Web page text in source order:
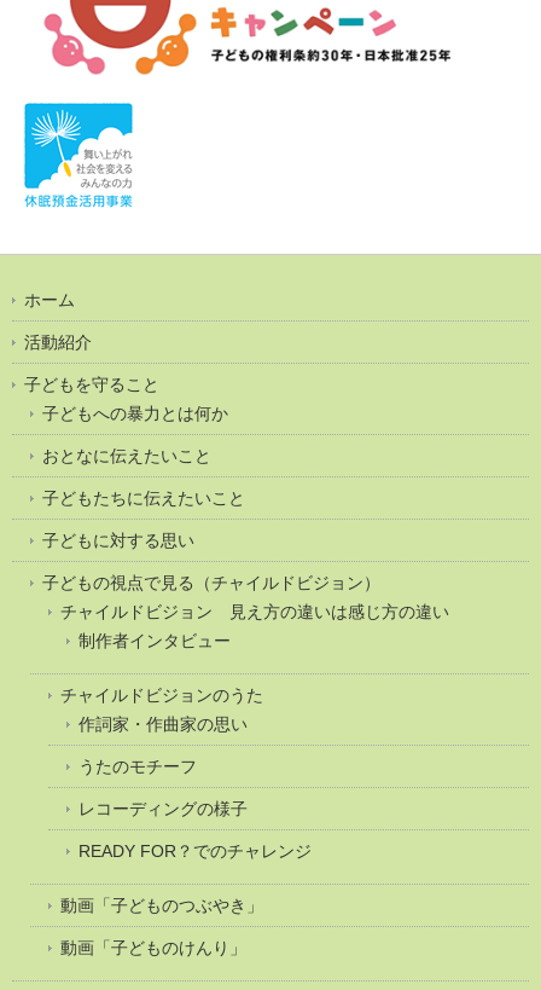
ホーム
活動紹介
子どもを守ること
子どもへの暴力とは何か
おとなに伝えたいこと
子どもたちに伝えたいこと
子どもに対する思い
子どもの視点で見る（チャイルドビジョン）
チャイルドビジョン 見え方の違いは感じ方の違い
制作者インタビュー
チャイルドビジョンのうた
作詞家・作曲家の思い
うたのモチーフ
レコーディングの様子
READY FOR？でのチャレンジ
動画「子どものつぶやき」
動画「子どものけんり」